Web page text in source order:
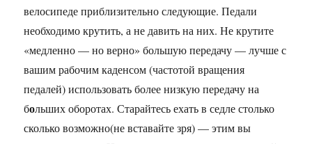
велосипеде приблизительно следующие. Педали
необходимо крутить, а не давить на них. Не крутите
«медленно — но верно» большую передачу — лучше с
вашим рабочим каденсом (частотой вращения
педалей) использовать более низкую передачу на
больших оборотах. Старайтесь ехать в седле столько
сколько возможно(не вставайте зря) — этим вы